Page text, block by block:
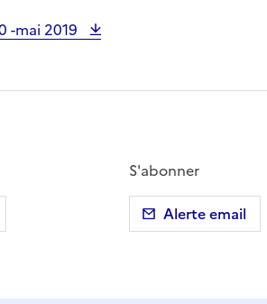
-mai 2019
Twitter)
par email
Copier dans le presse-papier
S'abonner
Alerte email